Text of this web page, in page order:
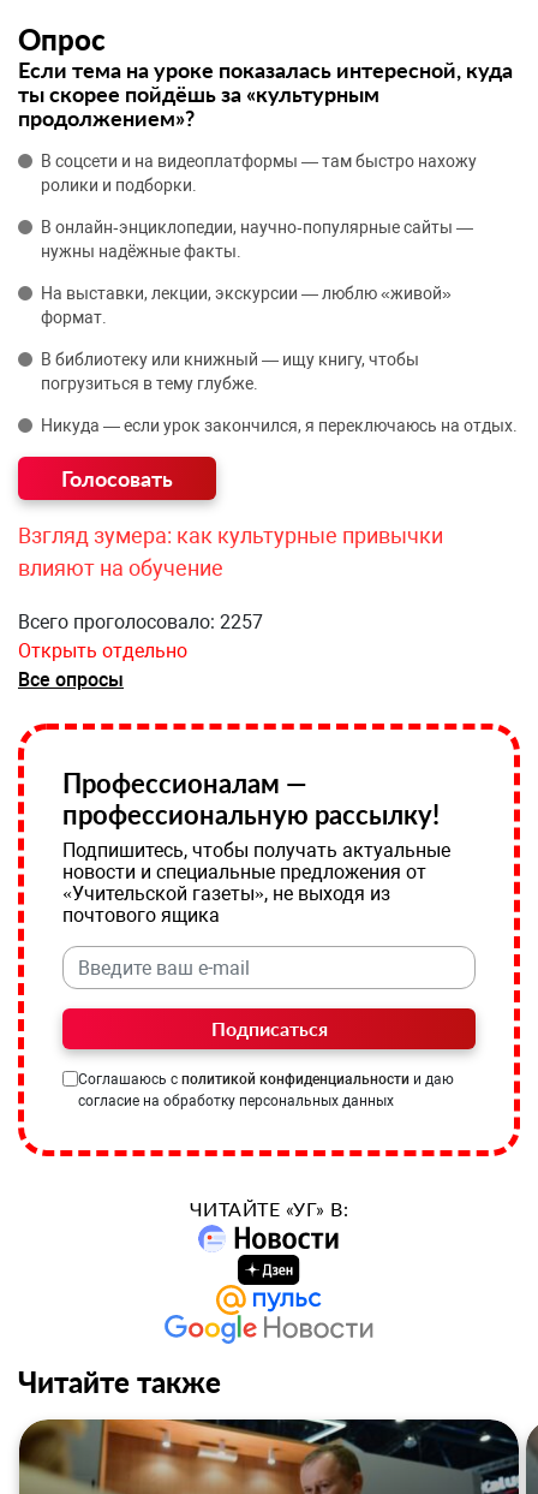
Опрос
Если тема на уроке показалась интересной, куда
ты скорее пойдёшь за «культурным
продолжением»?
В соцсети и на видеоплатформы — там быстро нахожу
ролики и подборки.
В онлайн‑энциклопедии, научно‑популярные сайты —
нужны надёжные факты.
На выставки, лекции, экскурсии — люблю «живой»
формат.
В библиотеку или книжный — ищу книгу, чтобы
погрузиться в тему глубже.
Никуда — если урок закончился, я переключаюсь на отдых.
Взгляд зумера: как культурные привычки
влияют на обучение
Всего проголосовало: 2257
Открыть отдельно
Все опросы
Профессионалам —
профессиональную рассылку!
Подпишитесь, чтобы получать актуальные
новости и специальные предложения от
«Учительской газеты», не выходя из
почтового ящика
Подписаться
Соглашаюсь с политикой конфиденциальности и даю
согласие на обработку персональных данных
ЧИТАЙТЕ «УГ» В:
Читайте также